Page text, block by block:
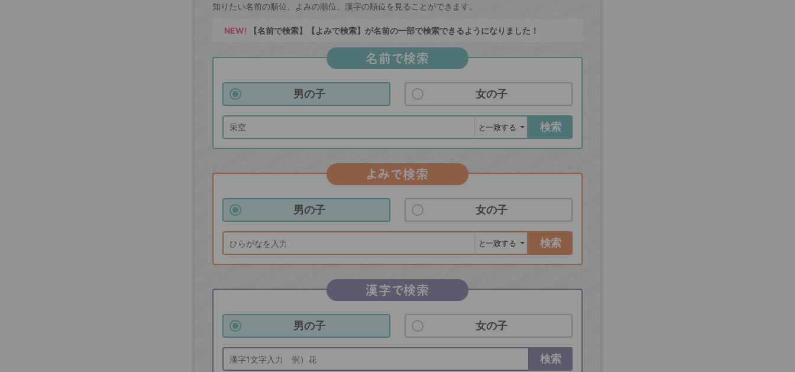
知りたい名前の順位、よみの順位、漢字の順位を見ることができます。
NEW! 【名前で検索】【よみで検索】が名前の一部で検索できるようになりました！
名前で検索
男の子 女の子
検索
よみで検索
男の子 女の子
検索
漢字で検索
男の子 女の子
検索